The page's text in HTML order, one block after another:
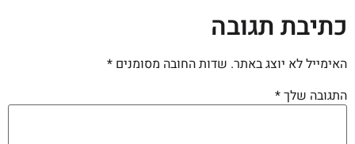
כתיבת תגובה
האימייל לא יוצג באתר. שדות החובה מסומנים *
התגובה שלך*